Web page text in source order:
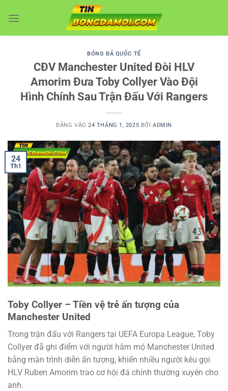
qua
BÓNG ĐÁ QUỐC TẾ
CĐV Manchester United Đòi HLV
Amorim Đưa Toby Collyer Vào Đội
Hình Chính Sau Trận Đấu Với Rangers
ĐĂNG VÀO24 THÁNG 1, 2025 BỞI ADMIN
24
Th1
Toby Collyer – Tiền vệ trẻ ấn tượng của
Manchester United
Trong trận đấu với Rangers tại UEFA Europa League, Toby
Collyer đã ghi điểm với người hâm mộ Manchester United
bằng màn trình diễn ấn tượng, khiến nhiều người kêu gọi
HLV Ruben Amorim trao cơ hội đá chính thường xuyên cho
anh.